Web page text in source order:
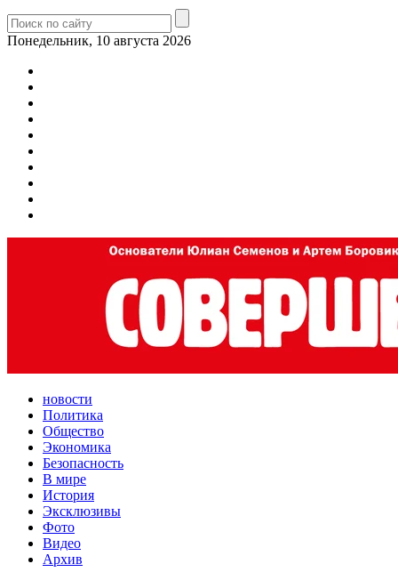
Понедельник, 10 августа 2026
новости
Политика
Общество
Экономика
Безопасность
В мире
История
Эксклюзивы
Фото
Видео
Архив